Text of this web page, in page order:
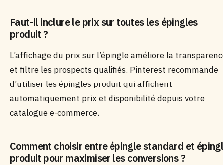
Faut-il inclure le prix sur toutes les épingles
produit ?
L’affichage du prix sur l’épingle améliore la
et filtre les prospects qualifiés. Pinterest recommande
d’utiliser les épingles produit qui affichent
automatiquement prix et disponibilité depuis votre
catalogue e-commerce.
Comment choisir entre épingle standard et
produit pour maximiser les conversions ?